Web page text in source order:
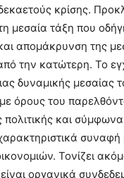
κρίσης.
μεσαία τάξη που
απομάκρυνση της
την κατώτερη. Το
δυναμικής μεσαίας
με όρους του
πολιτικής και
Τονίζει
οργανικά